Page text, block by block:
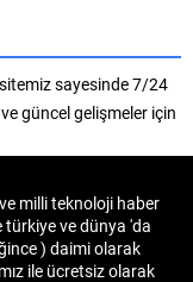
sayesinde 7/24
güncel gelişmeler için
milli teknoloji haber
ve dünya 'da
) daimi olarak
ile ücretsiz olarak